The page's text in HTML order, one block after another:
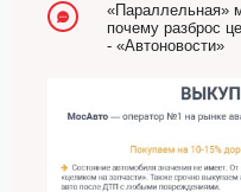
«Параллельная»
почему разброс
- «Автоновости»